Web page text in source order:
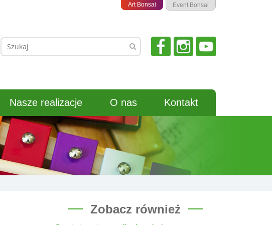
Art Bonsai Event Bonsai
Szukaj:
Nasze realizacje O nas Kontakt
Zobacz również